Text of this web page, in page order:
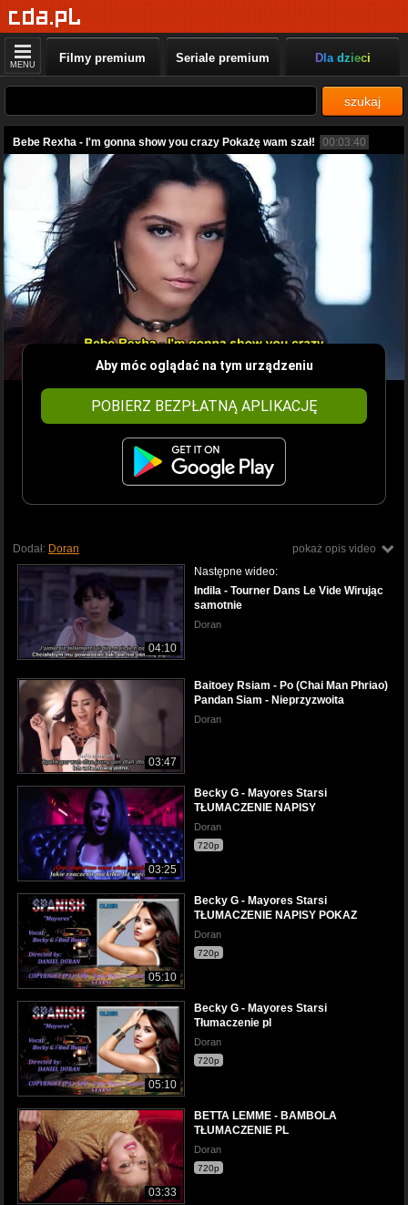
MENU Filmy premium Seriale premium Dla dzieci
szukaj
Bebe Rexha - I'm gonna show you crazy Pokażę wam szał! 00:03:40
Aby móc oglądać na tym urządzeniu
POBIERZ BEZPŁATNĄ APLIKACJĘ
pokaż opis video
Dodał: Doran
04:10
Następne wideo:
Indila - Tourner Dans Le Vide Wirując
samotnie
Doran
03:47
Baitoey Rsiam - Po (Chai Man Phriao)
Pandan Siam - Nieprzyzwoita
Doran
03:25
Becky G - Mayores Starsi
TŁUMACZENIE NAPISY
Doran
720p
05:10
Becky G - Mayores Starsi
TŁUMACZENIE NAPISY POKAZ
Doran
720p
05:10
Becky G - Mayores Starsi
Tłumaczenie pl
Doran
720p
03:33
BETTA LEMME - BAMBOLA
TŁUMACZENIE PL
Doran
720p